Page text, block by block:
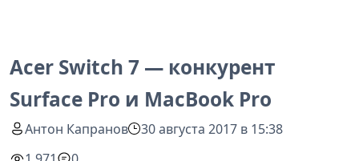
Acer Switch 7 — конкурент
Surface Pro и MacBook Pro
Антон Капранов
30 августа 2017 в 15:38